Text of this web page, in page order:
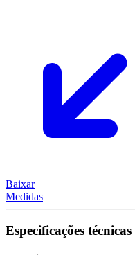
Baixar
Medidas
Especificações técnicas